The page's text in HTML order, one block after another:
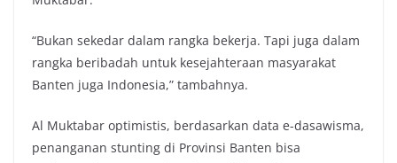
“Bukan sekedar dalam rangka bekerja. Tapi juga dalam
rangka beribadah untuk kesejahteraan masyarakat
Banten juga Indonesia,” tambahnya.
Al Muktabar optimistis, berdasarkan data e-dasawisma,
penanganan stunting di Provinsi Banten bisa